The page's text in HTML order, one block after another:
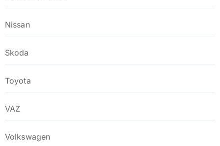
Nissan
Skoda
Toyota
VAZ
Volkswagen